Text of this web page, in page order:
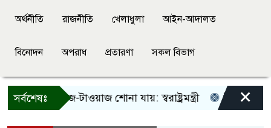
অর্থনীতি রাজনীতি খেলাধুলা আইন-আদালত
বিনোদন অপরাধ প্রতারণা সকল বিভাগ
সর্বশেষঃ
শুধু আওয়াজ-টাওয়াজ শোনা যায়: স্বরাষ্ট্রমন্ত্রী তিন দিনের
×